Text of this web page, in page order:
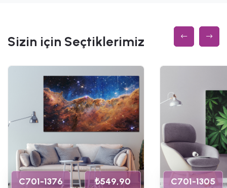
Sizin için Seçtiklerimiz
C701-1376 ₺549,90 C701-1305